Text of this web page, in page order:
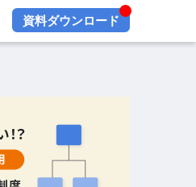
資料ダウンロード